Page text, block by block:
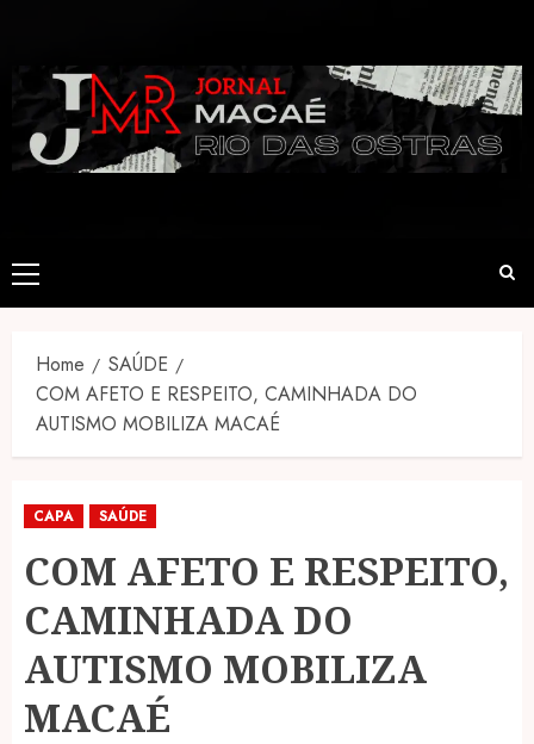
content
Primary
Menu
Home
SAÚDE
COM AFETO E RESPEITO, CAMINHADA DO
AUTISMO MOBILIZA MACAÉ
CAPA SAÚDE
COM AFETO E RESPEITO,
CAMINHADA DO
AUTISMO MOBILIZA
MACAÉ